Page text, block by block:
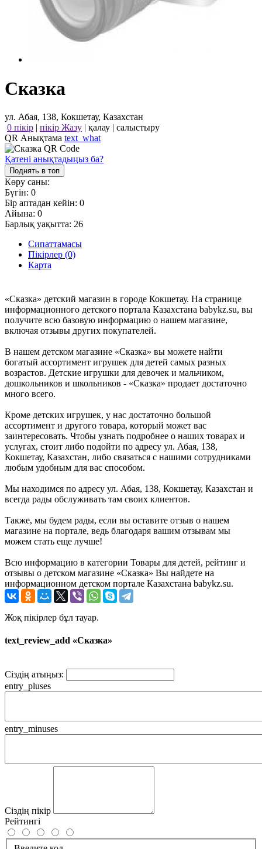
Сказка
ул. Абая, 138, Кокшетау, Казахстан
0 пікір | пікір Жазу | қалау | салыстыру
QR Анықтама text_what
Қатені анықтадыңыз ба?
Поднять в топ
Көру саны:
Бүгін: 0
Бір аптадан кейін: 0
Айына: 0
Барлық уақытта: 26
Сипаттамасы
Пікірлер (0)
Карта
«Сказка» детский магазин в городе Кокшетау. На странице
информационного детского портала Казахстана babykz.su, вы
получите всю базовую информацию о нашем магазине,
включая отзывы других покупателей.
В нашем детском магазине «Сказка» вы можете найти
богатый ассортимент игрушек для детей самых разных
возрастов. Детские игрушки для девочек и мальчиком,
дошкольников и школьников - «Сказка» продает достаточно
много всего.
Кроме детских игрушек, у нас достаточно большой
ассортимент и другого товара, который может вас
заинтересовать. Чтобы узнать подробнее о наших товарах и
услугах, стоит либо подойти по адресу ул. Абая, 138,
Кокшетау, Казахстан, либо связаться с нашими сотрудниками
любым удобным для вас способом.
Мы находимся по адресу ул. Абая, 138, Кокшетау, Казахстан и
всегда рады обслуживать там своих клиентов.
Также, мы будем рады, если вы оставите отзыв о нашем
магазине на портале, ведь благодаря вашим отзывам мы
можем стать еще лучше!
Всю информацию в категории Товары для детей, рейтинг и
отзывы о детском магазине «Сказка» Вы найдете на
информационном детском портале Казахстана babykz.su.
Жоқ пікірлер бұл тауар.
text_review_add «Сказка»
Сіздің атыңыз:
entry_pluses
entry_minuses
Сіздің пікір
Рейтингі